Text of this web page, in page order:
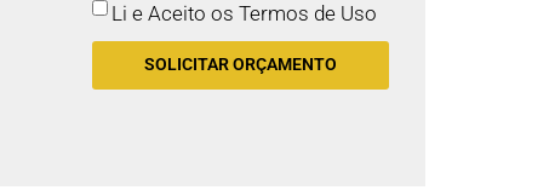
Li e Aceito os Termos de Uso
SOLICITAR ORÇAMENTO